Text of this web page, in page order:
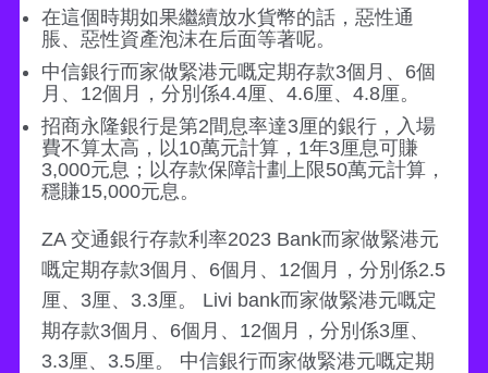
在這個時期如果繼續放水貨幣的話，惡性通
脹、惡性資產泡沫在后面等著呢。
中信銀行而家做緊港元嘅定期存款3個月、6個
月、12個月，分別係4.4厘、4.6厘、4.8厘。
招商永隆銀行是第2間息率達3厘的銀行，入場
費不算太高，以10萬元計算，1年3厘息可賺
3,000元息；以存款保障計劃上限50萬元計算，
穩賺15,000元息。
ZA 交通銀行存款利率2023 Bank而家做緊港元
嘅定期存款3個月、6個月、12個月，分別係2.5
厘、3厘、3.3厘。 Livi bank而家做緊港元嘅定
期存款3個月、6個月、12個月，分別係3厘、
3.3厘、3.5厘。 中信銀行而家做緊港元嘅定期